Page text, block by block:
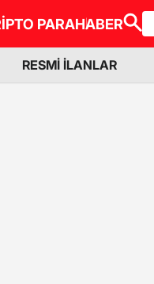
PARAHABER
RESMİ İLANLAR